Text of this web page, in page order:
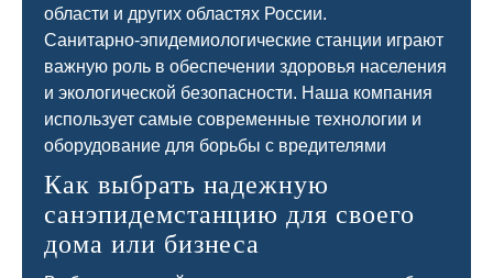
области и других областях России.
Санитарно-эпидемиологические станции играют
важную роль в обеспечении здоровья населения
и экологической безопасности. Наша компания
использует самые современные технологии и
оборудование для борьбы с вредителями
Как выбрать надежную
санэпидемстанцию для своего
дома или бизнеса